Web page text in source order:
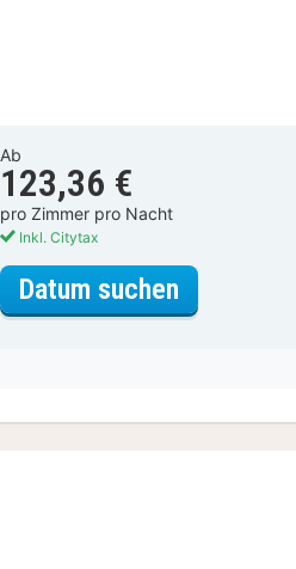
Ab
123,36 €
pro Zimmer pro Nacht
Inkl. Citytax
Datum suchen